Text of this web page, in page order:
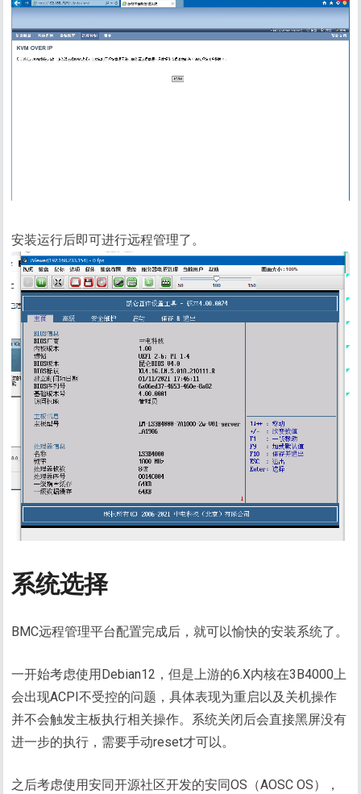
安装运行后即可进行远程管理了。
系统选择
BMC远程管理平台配置完成后，就可以愉快的安装系统了。
一开始考虑使用Debian12，但是上游的6.X内核在3B4000上
会出现ACPI不受控的问题，具体表现为重启以及关机操作
并不会触发主板执行相关操作。系统关闭后会直接黑屏没有
进一步的执行，需要手动reset才可以。
之后考虑使用安同开源社区开发的安同OS（AOSC OS），